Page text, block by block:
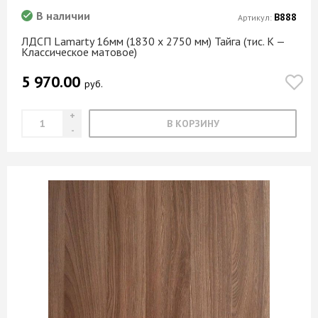
ЛДСП Lamarty 16мм (1830 х 2750 мм) Тайга (тис. K —
Классическое матовое)
В наличии
5 970.00 руб.
В КОРЗИНУ
Артикул: В888